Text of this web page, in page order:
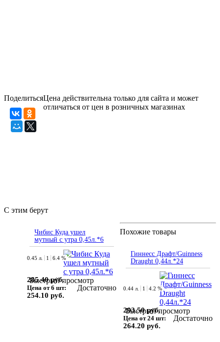
ПоделитьсяЦена действительна только для сайта и может
отличаться от цен в розничных магазинах
С этим берут
Чибис Куда ушел
мутный с утра 0,45л.*6
Быстрый просмотр
0.45 л. 1 6.4 %
285.40 руб.
Цена от 6 шт:
254.10 руб.
Достаточно
Похожие товары
Гиннесс Драфт/Guinness
Draught 0,44л.*24
Быстрый просмотр
0.44 л. 1 4.2 %
293.50 руб.
Цена от 24 шт:
264.20 руб.
Достаточно